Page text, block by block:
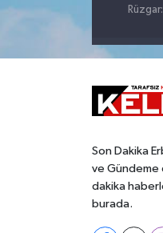
Son Dakika
ve Gündeme
dakika
burada.